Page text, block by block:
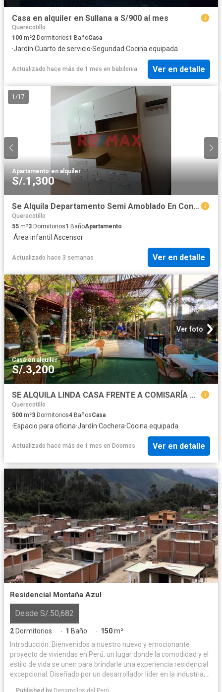
Casa en alquiler en Sullana a S/900 al mes
Querecotillo
100 m²2 Dormitorios1 BañoCasa
·Jardín·Cuarto de servicio·Seguridad·Cocina equipada
Actualizado hace más de 1 mes en babilonia Ver en detalle
1 /17
Apartamento·en alquiler
S/.1,300
Se Alquila Departamento Semi Amoblado En Condominio Oasis A Unas Cuadras De La Ucv//D: 1190276
Querecotillo
55 m²3 Dormitorios1 BañoApartamento
·Área infantil ·Ascensor
Actualizado hace 3 semanas Ver en detalle
Ver foto
Casa·en alquiler
S/.3,200
SE ALQUILA LINDA CASA FRENTE A COMISARÍA DE MARCAVELICA SULLANA
Querecotillo
500 m²3 Dormitorios4 BañosCasa
·Espacio para oficina·Jardín·Cochera·Cocina equipada
Actualizado hace más de 1 mes en Doomos Ver en detalle
Residencial Montaña Azul
Desde S/.50,682
2 Dormitorios · 1 Baño · 150m²
Introducción: Bienvenidos a nuestro nuevo y emocionante
proyecto de viviendas en Perú, un lugar donde la comodidad y el
estilo de vida se unen para brindarle una experiencia residencial
excepcional. Diseñado por un desarrollador líder en la industria,